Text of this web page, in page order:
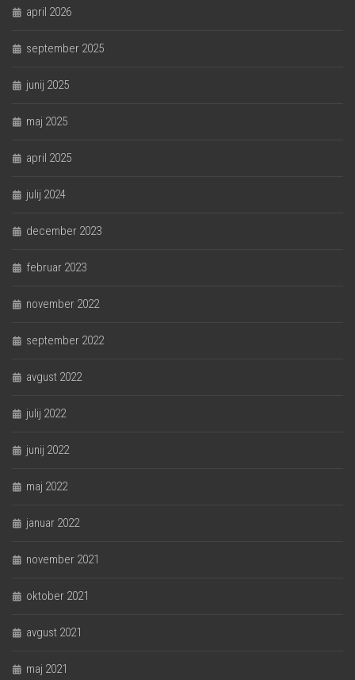
april 2026
september 2025
junij 2025
maj 2025
april 2025
julij 2024
december 2023
februar 2023
november 2022
september 2022
avgust 2022
julij 2022
junij 2022
maj 2022
januar 2022
november 2021
oktober 2021
avgust 2021
maj 2021